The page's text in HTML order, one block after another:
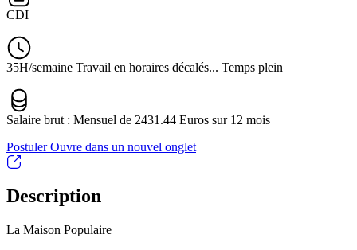
CDI
35H/semaine Travail en horaires décalés... Temps plein
Salaire brut : Mensuel de 2431.44 Euros sur 12 mois
PostulerOuvre dans un nouvel onglet
Description
La Maison Populaire